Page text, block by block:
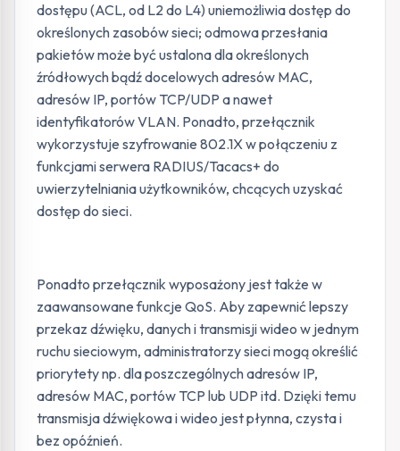
dostępu (ACL, od L2 do L4) uniemożliwia dostęp do
określonych zasobów sieci; odmowa przesłania
pakietów może być ustalona dla określonych
źródłowych bądź docelowych adresów MAC,
adresów IP, portów TCP/UDP a nawet
identyfikatorów VLAN. Ponadto, przełącznik
wykorzystuje szyfrowanie 802.1X w połączeniu z
funkcjami serwera RADIUS/Tacacs+ do
uwierzytelniania użytkowników, chcących uzyskać
dostęp do sieci.
Ponadto przełącznik wyposażony jest także w
zaawansowane funkcje QoS. Aby zapewnić lepszy
przekaz dźwięku, danych i transmisji wideo w jednym
ruchu sieciowym, administratorzy sieci mogą określić
priorytety np. dla poszczególnych adresów IP,
adresów MAC, portów TCP lub UDP itd. Dzięki temu
transmisja dźwiękowa i wideo jest płynna, czysta i
bez opóźnień.